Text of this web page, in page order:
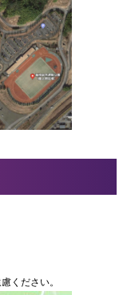
ください。